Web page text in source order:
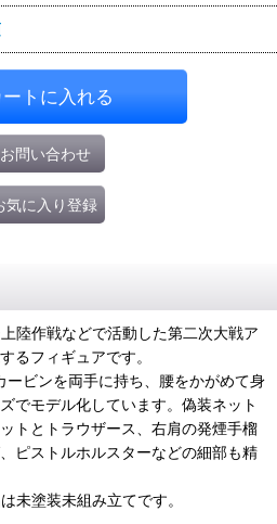
ートに入れる
お問い合わせ
気に入り登録
陸作戦などで活動した第二次大戦ア
るフィギュアです。
ービンを両手に持ち、腰をかがめて身
でモデル化しています。偽装ネット
トとトラウザース、右肩の発煙手榴
ピストルホルスターなどの細部も精
未塗装未組み立てです。